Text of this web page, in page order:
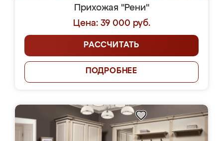
Прихожая "Рени"
Цена: 39 000 руб.
РАССЧИТАТЬ
ПОДРОБНЕЕ